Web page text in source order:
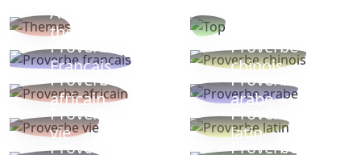
Autres
thèmes
Proverbe
Français
Proverbe
chinois
Proverbe
africain
Proverbe
arabe
Proverbe
vie
Proverbe
latin
Proverbes
Proverbe